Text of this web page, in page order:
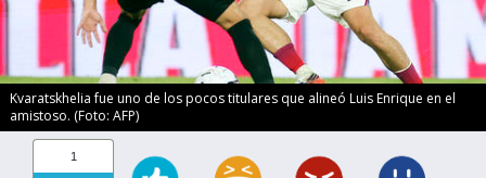
Kvaratskhelia fue uno de los pocos titulares que alineó Luis Enrique en el
amistoso. (Foto: AFP)
1